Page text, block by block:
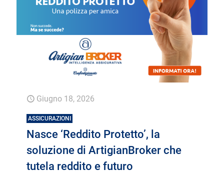
Giugno 18, 2026
ASSICURAZIONI
Nasce ‘Reddito Protetto’, la
soluzione di ArtigianBroker che
tutela reddito e futuro